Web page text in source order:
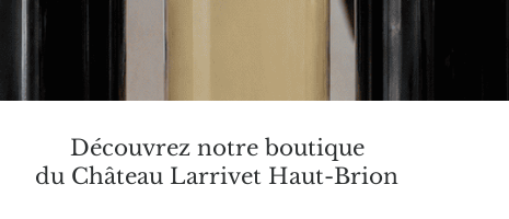
Découvrez notre boutique
du Château Larrivet Haut-Brion